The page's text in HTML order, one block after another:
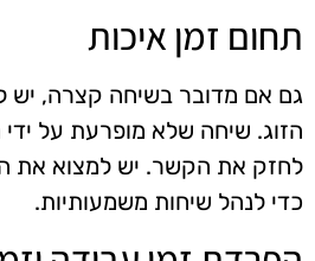
תחום זמן איכות
גם אם מדובר בשיחה קצרה, יש
הזוג. שיחה שלא מופרעת על
לחזק את הקשר. יש למצוא את
כדי לנהל שיחות משמעותיות.